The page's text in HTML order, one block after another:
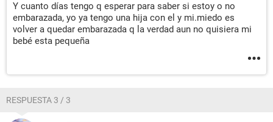
Y cuanto días tengo q esperar para saber si estoy o no
embarazada, yo ya tengo una hija con el y mi.miedo es
volver a quedar embarazada q la verdad aun no quisiera mi
bebé esta pequeña
RESPUESTA 3 / 3